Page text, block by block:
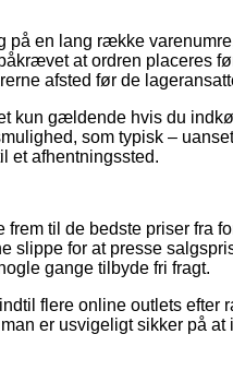
på en lang række
at ordren placeres
afsted før de
kun gældende hvis du
som typisk –
et afhentningssted.
til de bedste priser fra
slippe for at presse
gange tilbyde fri fragt.
flere online outlets efter
er usvigeligt sikker på at